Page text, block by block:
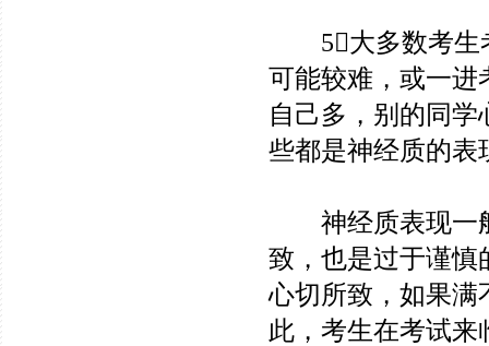
5大多数考生考
可能较难，或一进
自己多，别的同
些都是神经质的表
神经质表现一般
致，也是过于谨慎
心切所致，如果满
此，考生在考试